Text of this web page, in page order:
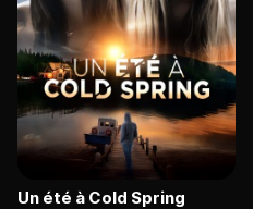
Un été à Cold Spring